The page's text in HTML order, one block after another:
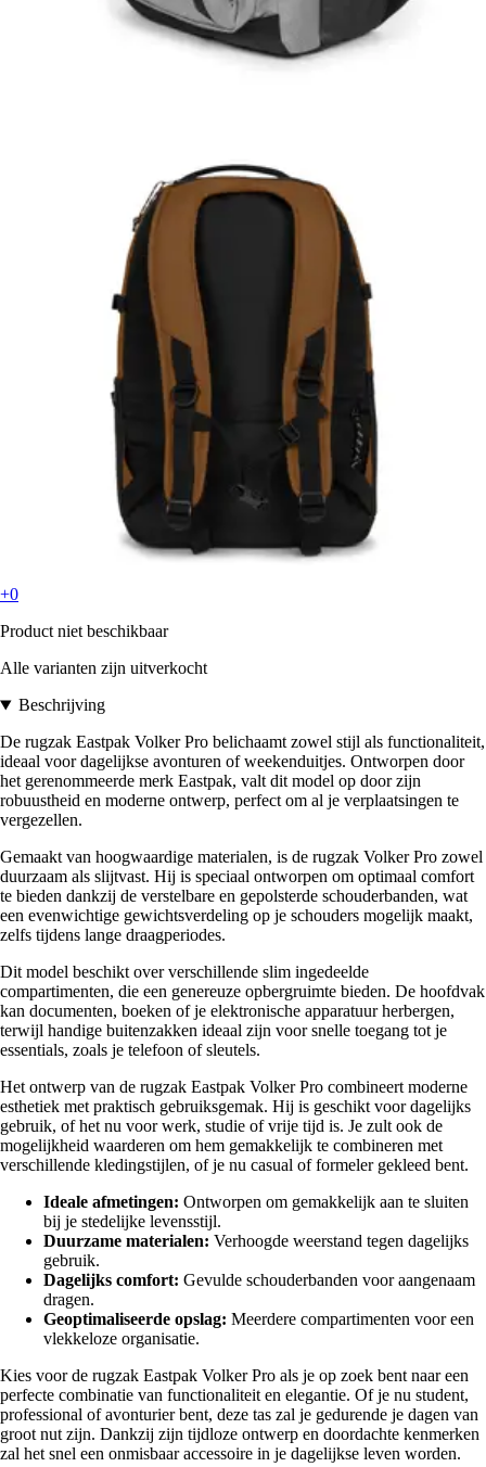
+0
Product niet beschikbaar
Alle varianten zijn uitverkocht
Beschrijving
De rugzak Eastpak Volker Pro belichaamt zowel stijl als functionaliteit,
ideaal voor dagelijkse avonturen of weekenduitjes. Ontworpen door
het gerenommeerde merk Eastpak, valt dit model op door zijn
robuustheid en moderne ontwerp, perfect om al je verplaatsingen te
vergezellen.
Gemaakt van hoogwaardige materialen, is de rugzak Volker Pro zowel
duurzaam als slijtvast. Hij is speciaal ontworpen om optimaal comfort
te bieden dankzij de verstelbare en gepolsterde schouderbanden, wat
een evenwichtige gewichtsverdeling op je schouders mogelijk maakt,
zelfs tijdens lange draagperiodes.
Dit model beschikt over verschillende slim ingedeelde
compartimenten, die een genereuze opbergruimte bieden. De hoofdvak
kan documenten, boeken of je elektronische apparatuur herbergen,
terwijl handige buitenzakken ideaal zijn voor snelle toegang tot je
essentials, zoals je telefoon of sleutels.
Het ontwerp van de rugzak Eastpak Volker Pro combineert moderne
esthetiek met praktisch gebruiksgemak. Hij is geschikt voor dagelijks
gebruik, of het nu voor werk, studie of vrije tijd is. Je zult ook de
mogelijkheid waarderen om hem gemakkelijk te combineren met
verschillende kledingstijlen, of je nu casual of formeler gekleed bent.
Ideale afmetingen: Ontworpen om gemakkelijk aan te sluiten
bij je stedelijke levensstijl.
Duurzame materialen: Verhoogde weerstand tegen dagelijks
gebruik.
Dagelijks comfort: Gevulde schouderbanden voor aangenaam
dragen.
Geoptimaliseerde opslag: Meerdere compartimenten voor een
vlekkeloze organisatie.
Kies voor de rugzak Eastpak Volker Pro als je op zoek bent naar een
perfecte combinatie van functionaliteit en elegantie. Of je nu student,
professional of avonturier bent, deze tas zal je gedurende je dagen van
groot nut zijn. Dankzij zijn tijdloze ontwerp en doordachte kenmerken
zal het snel een onmisbaar accessoire in je dagelijkse leven worden.